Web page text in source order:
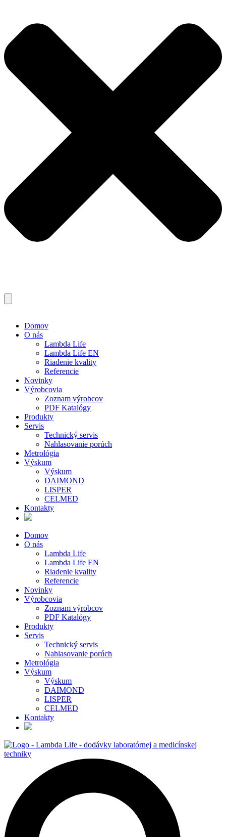
Domov
O nás
Lambda Life
Lambda Life EN
Riadenie kvality
Referencie
Novinky
Výrobcovia
Zoznam výrobcov
PDF Katalógy
Produkty
Servis
Technický servis
Nahlasovanie porúch
Metrológia
Výskum
Výskum
DAIMOND
LISPER
CELMED
Kontakty
Domov
O nás
Lambda Life
Lambda Life EN
Riadenie kvality
Referencie
Novinky
Výrobcovia
Zoznam výrobcov
PDF Katalógy
Produkty
Servis
Technický servis
Nahlasovanie porúch
Metrológia
Výskum
Výskum
DAIMOND
LISPER
CELMED
Kontakty